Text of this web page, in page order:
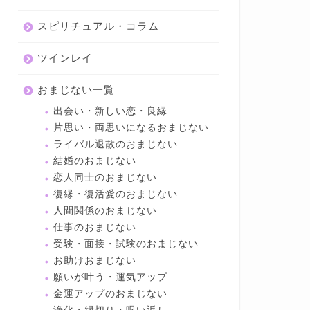
スピリチュアル・コラム
ツインレイ
おまじない一覧
出会い・新しい恋・良縁
片思い・両思いになるおまじない
ライバル退散のおまじない
結婚のおまじない
恋人同士のおまじない
復縁・復活愛のおまじない
人間関係のおまじない
仕事のおまじない
受験・面接・試験のおまじない
お助けおまじない
願いが叶う・運気アップ
金運アップのおまじない